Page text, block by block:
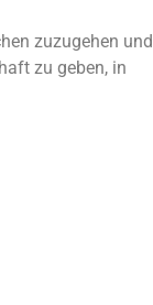
zuzugehen und
zu geben, in